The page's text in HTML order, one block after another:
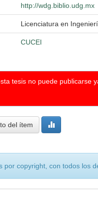
http://wdg.biblio.udg.mx
Licenciatura en
CUCEI
tesis no puede
del ítem
copyright, con todos los